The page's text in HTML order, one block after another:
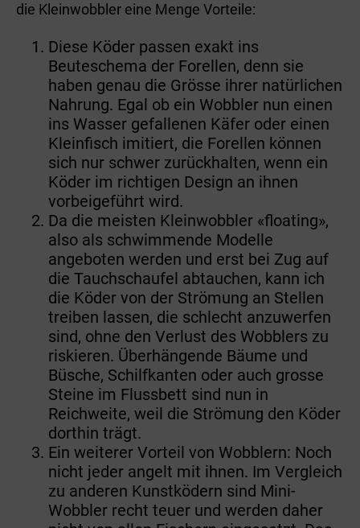
die Kleinwobbler eine Menge Vorteile:
Diese Köder passen exakt ins
Beuteschema der Forellen, denn sie
haben genau die Grösse ihrer natürlichen
Nahrung. Egal ob ein Wobbler nun einen
ins Wasser gefallenen Käfer oder einen
Kleinfisch imitiert, die Forellen können
sich nur schwer zurückhalten, wenn ein
Köder im richtigen Design an ihnen
vorbeigeführt wird.
Da die meisten Kleinwobbler «floating»,
also als schwimmende Modelle
angeboten werden und erst bei Zug auf
die Tauchschaufel abtauchen, kann ich
die Köder von der Strömung an Stellen
treiben lassen, die schlecht anzuwerfen
sind, ohne den Verlust des Wobblers zu
riskieren. Überhängende Bäume und
Büsche, Schilfkanten oder auch grosse
Steine im Flussbett sind nun in
Reichweite, weil die Strömung den Köder
dorthin trägt.
Ein weiterer Vorteil von Wobblern: Noch
nicht jeder angelt mit ihnen. Im Vergleich
zu anderen Kunstködern sind Mini-
Wobbler recht teuer und werden daher